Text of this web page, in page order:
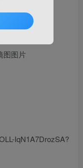
图图片
IqN1A7DrozSA?